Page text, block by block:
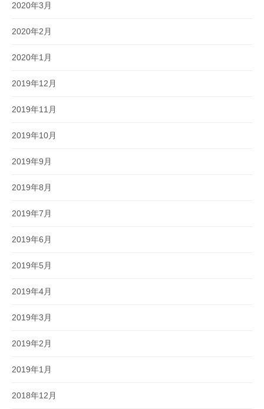
2020年3月
2020年2月
2020年1月
2019年12月
2019年11月
2019年10月
2019年9月
2019年8月
2019年7月
2019年6月
2019年5月
2019年4月
2019年3月
2019年2月
2019年1月
2018年12月